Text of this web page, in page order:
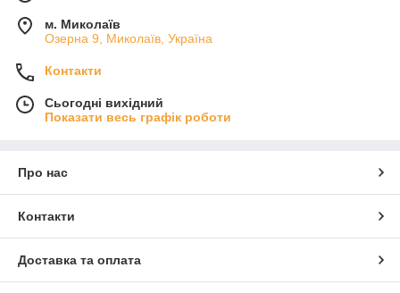
м. Миколаїв
Озерна 9, Миколаїв, Україна
Контакти
Сьогодні вихідний
Показати весь графік роботи
Про нас
Контакти
Доставка та оплата